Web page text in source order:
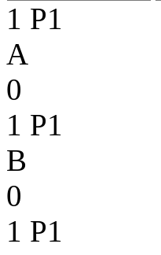
1 P1
A
0
1 P1
B
0
1 P1